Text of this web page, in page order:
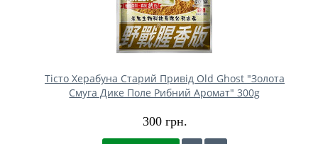
Тісто Херабуна Старий Привід Old Ghost "Золота
Смуга Дике Поле Рибний Аромат" 300g
300 грн.